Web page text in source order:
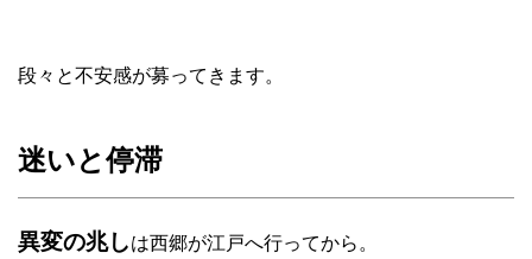
段々と不安感が募ってきます。
迷いと停滞
異変の兆しは西郷が江戸へ行ってから。